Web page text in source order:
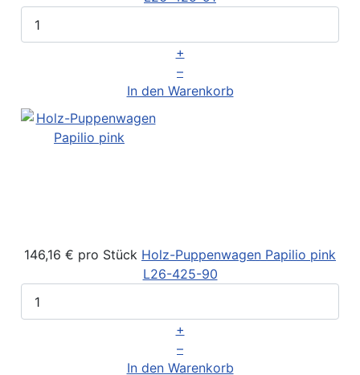
+
–
In den Warenkorb
146,16 € pro Stück Holz-Puppenwagen Papilio pink
L26-425-90
+
–
In den Warenkorb